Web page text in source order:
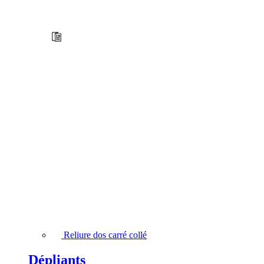
Reliure dos carré collé
Dépliants